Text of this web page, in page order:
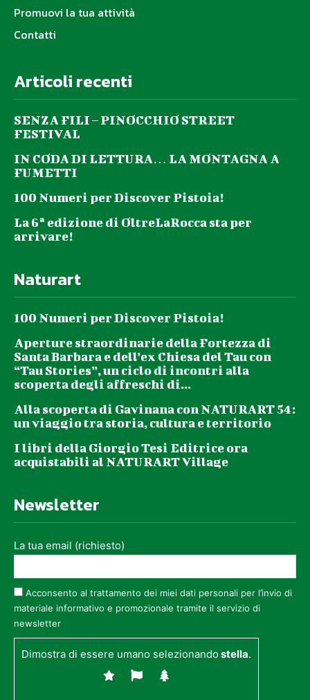
Promuovi la tua attività
Contatti
Articoli recenti
SENZA FILI – PINOCCHIO STREET
FESTIVAL
IN CODA DI LETTURA… LA MONTAGNA A
FUMETTI
100 Numeri per Discover Pistoia!
La 6ª edizione di OltreLaRocca sta per
arrivare!
Naturart
100 Numeri per Discover Pistoia!
Aperture straordinarie della Fortezza di
Santa Barbara e dell’ex Chiesa del Tau con
“Tau Stories”, un ciclo di incontri alla
scoperta degli affreschi di...
Alla scoperta di Gavinana con NATURART 54:
un viaggio tra storia, cultura e territorio
I libri della Giorgio Tesi Editrice ora
acquistabili al NATURART Village
Newsletter
La tua email (richiesto)
Acconsento al trattamento dei miei dati personali per l’invio di
materiale informativo e promozionale tramite il servizio di
newsletter
Dimostra di essere umano selezionandostella.